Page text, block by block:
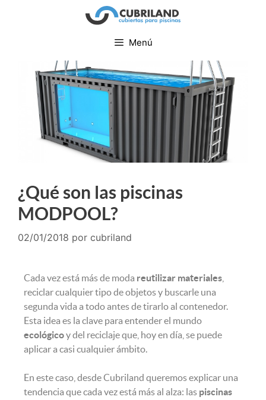
Menú
¿Qué son las piscinas
MODPOOL?
02/01/2018 por cubriland
Cada vez está más de moda reutilizar materiales
reciclar cualquier tipo de objetos y buscarle una
segunda vida a todo antes de tirarlo al contenedor.
Esta idea es la clave para entender el mundo
ecológicoy del reciclaje que, hoy en día, se puede
aplicar a casi cualquier ámbito.
En este caso, desde Cubriland queremos explicar una
tendencia que cada vez está más al alza: las piscinas